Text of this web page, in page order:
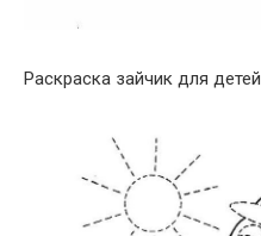
Раскраска зайчик для детей